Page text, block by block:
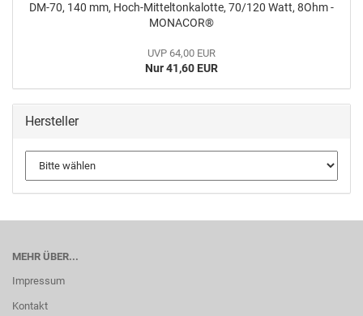
DM-70, 140 mm, Hoch-Mitteltonkalotte, 70/120 Watt, 8Ohm -
MONACOR®
UVP 64,00 EUR
Nur 41,60 EUR
Hersteller
MEHR ÜBER...
Impressum
Kontakt